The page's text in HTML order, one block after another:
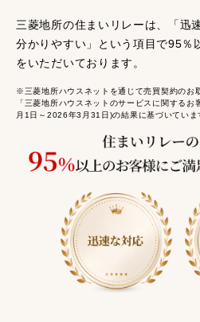
三菱地所の住まいリレーは、「迅
分かりやすい」という項目で95％
をいただいております。
※三菱地所ハウスネットを通じて売買契約のお
「三菱地所ハウスネットのサービスに関する
月1日～2026年3月31日)の結果に基づいていま